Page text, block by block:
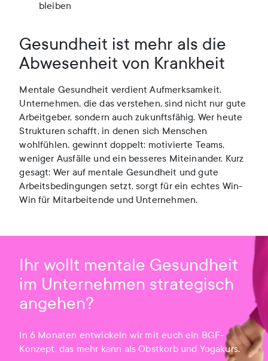
bleiben
Gesundheit ist mehr als die
Abwesenheit von Krankheit
Mentale Gesundheit verdient Aufmerksamkeit.
Unternehmen, die das verstehen, sind nicht nur gute
Arbeitgeber, sondern auch zukunftsfähig. Wer heute
Strukturen schafft, in denen sich Menschen
wohlfühlen, gewinnt doppelt: motivierte Teams,
weniger Ausfälle und ein besseres Miteinander. Kurz
gesagt: Wer auf mentale Gesundheit und gute
Arbeitsbedingungen setzt, sorgt für ein echtes Win-
Win für Mitarbeitende und Unternehmen.
Ihr wollt mentale Gesundheit
im Unternehmen strategisch
angehen?
In 6 Monaten entwickeln wir mit euch ein BGF-
Konzept, das mehr kann als Obstkorb und Yogakurs.